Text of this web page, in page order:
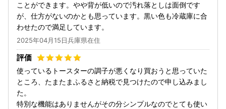
ことができます。やや背が低いので汚れ落としは面倒です
が、仕方がないのかとも思っています。黒い色も冷蔵庫に合
わせたので満足しています。
2025年04月15日兵庫県在住
使っているトースターの調子が悪くなり買おうと思っていた
ところ、たまたまふるさと納税で見つけたので申し込みまし
た。
特別な機能はありませんがその分シンプルなのでとても使い